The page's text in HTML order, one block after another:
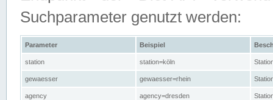
Suchparameter genutzt werden:
Parameter Beispiel
station station=köln
gewaesser gewaesser=rhein
agency agency=dresden